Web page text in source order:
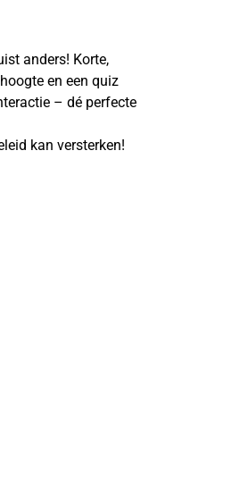
anders! Korte,
en een quiz
– dé perfecte
kan versterken!